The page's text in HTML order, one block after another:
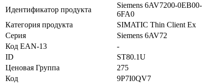
Идентификатор продукта
Siemens 6AV7200-0EB00-
6FA0
Категория продукта
SIMATIC Thin Client Ex
Серия
Siemens 6AV72
Код EAN-13
-
ID
ST80.1U
Ценовая Группа
275
Код
9P7I0QV7